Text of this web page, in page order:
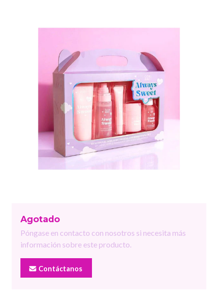
Agotado
Póngase en contacto con nosotros si necesita más
información sobre este producto.
Contáctanos